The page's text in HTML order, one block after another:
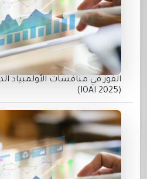
الفوز في منافسات الأولمبياد
(IOAI 2025)